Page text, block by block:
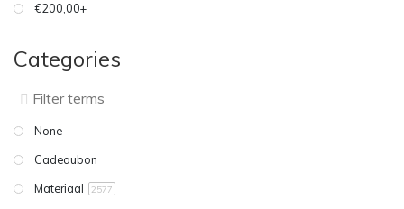
€200,00+
Categories
None
Cadeaubon
Materiaal
2577